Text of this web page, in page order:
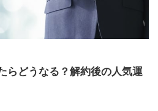
らどうなる？解約後の人気運